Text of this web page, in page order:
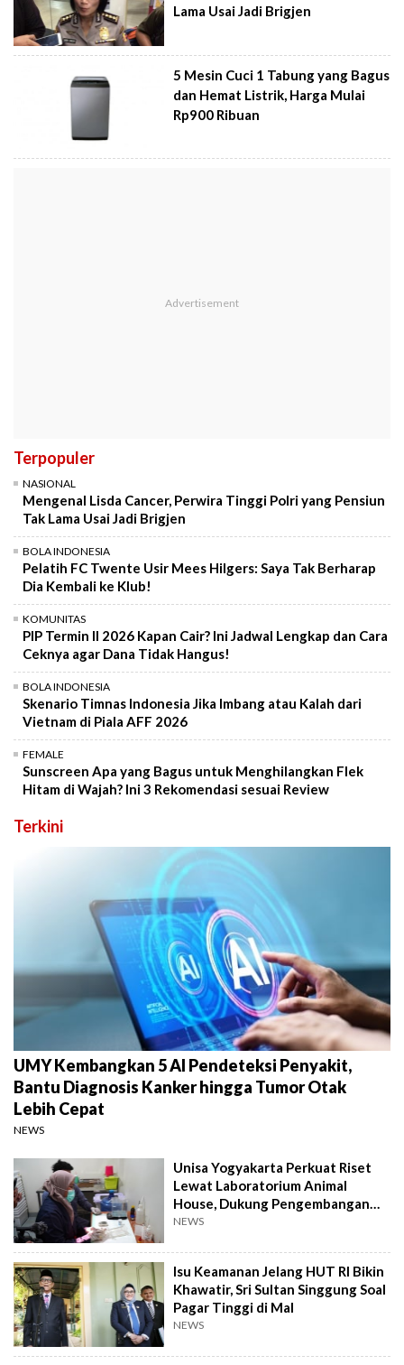
Lama Usai Jadi Brigjen
5 Mesin Cuci 1 Tabung yang Bagus
dan Hemat Listrik, Harga Mulai
Rp900 Ribuan
Terpopuler
NASIONAL
Mengenal Lisda Cancer, Perwira Tinggi Polri yang Pensiun
Tak Lama Usai Jadi Brigjen
BOLA INDONESIA
Pelatih FC Twente Usir Mees Hilgers: Saya Tak Berharap
Dia Kembali ke Klub!
KOMUNITAS
PIP Termin II 2026 Kapan Cair? Ini Jadwal Lengkap dan Cara
Ceknya agar Dana Tidak Hangus!
BOLA INDONESIA
Skenario Timnas Indonesia Jika Imbang atau Kalah dari
Vietnam di Piala AFF 2026
FEMALE
Sunscreen Apa yang Bagus untuk Menghilangkan Flek
Hitam di Wajah? Ini 3 Rekomendasi sesuai Review
Terkini
UMY Kembangkan 5 AI Pendeteksi Penyakit,
Bantu Diagnosis Kanker hingga Tumor Otak
Lebih Cepat
NEWS
Unisa Yogyakarta Perkuat Riset
Lewat Laboratorium Animal
House, Dukung Pengembangan
Kandidat Obat
NEWS
Isu Keamanan Jelang HUT RI Bikin
Khawatir, Sri Sultan Singgung Soal
Pagar Tinggi di Mal
NEWS